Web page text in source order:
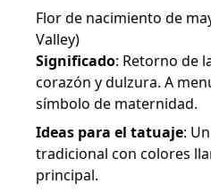
Flor de nacimiento de
Valley)
Significado: Retorno de
corazón y dulzura. A
símbolo de maternidad.
Ideas para el tatuaje:
tradicional con colores
principal.